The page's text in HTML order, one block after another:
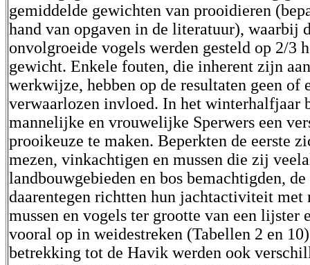
gemiddelde gewichten van prooidieren
hand van opgaven in de literatuur), waarbij
onvolgroeide vogels werden gesteld op 2/3
gewicht. Enkele fouten, die inherent zijn
werkwijze, hebben op de resultaten geen of
verwaarlozen invloed. In het winterhalfjaar
mannelijke en vrouwelijke Sperwers een
prooikeuze te maken. Beperkten de eerste
mezen, vinkachtigen en mussen die zij
landbouwgebieden en bos bemachtigden,
daarentegen richtten hun jachtactiviteit met
mussen en vogels ter grootte van een lijster
vooral op in weidestreken (Tabellen 2 en
betrekking tot de Havik werden ook